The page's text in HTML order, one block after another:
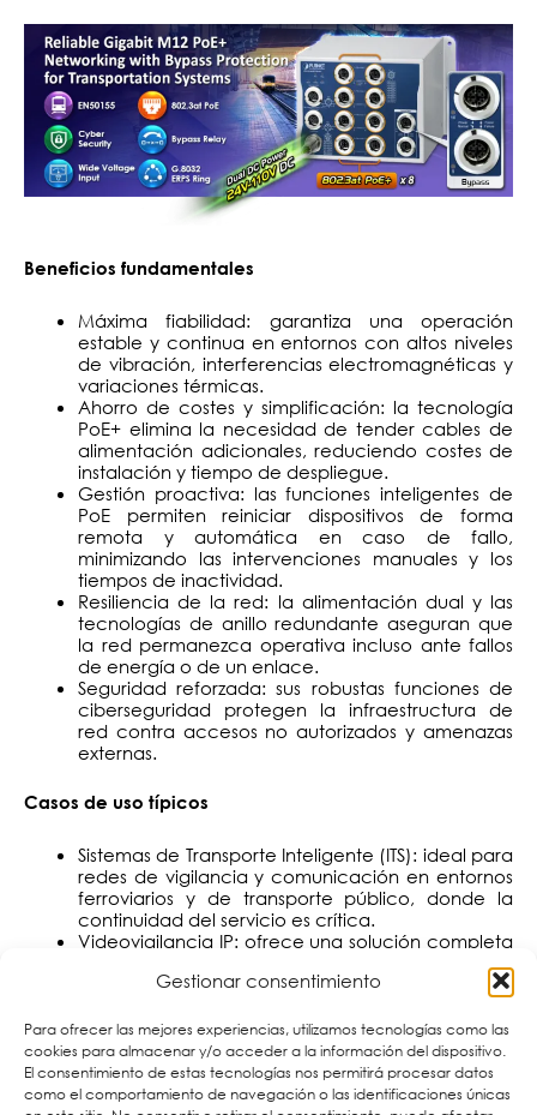
Gestionar consentimiento
Para ofrecer las mejores experiencias, utilizamos tecnologías como las
cookies para almacenar y/o acceder a la información del dispositivo.
El consentimiento de estas tecnologías nos permitirá procesar datos
como el comportamiento de navegación o las identificaciones únicas
Beneficios fundamentales
Máxima fiabilidad: garantiza una operación
estable y continua en entornos con altos niveles
de vibración, interferencias electromagnéticas y
variaciones térmicas.
Ahorro de costes y simplificación: la tecnología
PoE+ elimina la necesidad de tender cables de
alimentación adicionales, reduciendo costes de
instalación y tiempo de despliegue.
Gestión proactiva: las funciones inteligentes de
PoE permiten reiniciar dispositivos de forma
remota y automática en caso de fallo,
minimizando las intervenciones manuales y los
tiempos de inactividad.
Resiliencia de la red: la alimentación dual y las
tecnologías de anillo redundante aseguran que
la red permanezca operativa incluso ante fallos
de energía o de un enlace.
Seguridad reforzada: sus robustas funciones de
ciberseguridad protegen la infraestructura de
red contra accesos no autorizados y amenazas
externas.
Casos de uso típicos
Sistemas de Transporte Inteligente (ITS): ideal para
redes de vigilancia y comunicación en entornos
ferroviarios y de transporte público, donde la
continuidad del servicio es crítica.
Videovigilancia IP: ofrece una solución completa
para alimentar y gestionar cámaras IP,
incluyendo modelos de alto consumo como PTZ,
calefactores. Incluye, compatibilidad ONVIF para
una gestión simplificada.
Topologías en cadena: la función de relé de
bypass asegura que el tráfico de red se